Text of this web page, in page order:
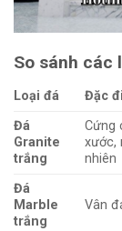
So sánh các
Loại đá Đặc
Đá
Granite
trắng
Cứng
xước,
nhiên
Đá
Marble
trắng
Vân